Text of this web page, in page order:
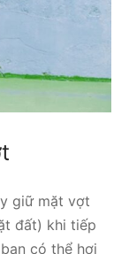
giữ mặt vợt
đất) khi tiếp
có thể hơi